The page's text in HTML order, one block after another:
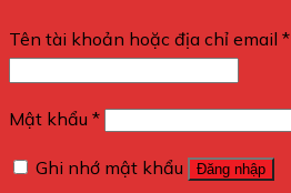
Tên tài khoản hoặc địa chỉ email *
Mật khẩu *
Ghi nhớ mật khẩu Đăng nhập